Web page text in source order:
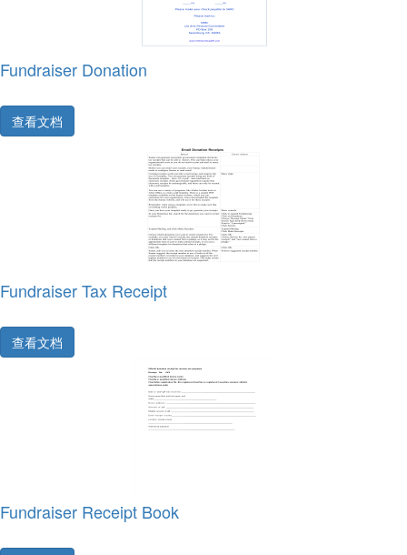
Fundraiser Donation
查看文档
Fundraiser Tax Receipt
查看文档
Fundraiser Receipt Book